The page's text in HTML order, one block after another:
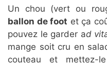
Un chou (vert ou
ballon de foot et ça
pouvez le garder ad
mange soit cru en
couteau et mettez-